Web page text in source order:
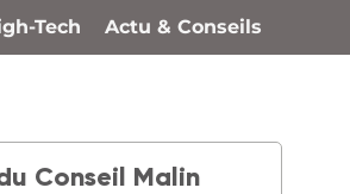
Tech Actu & Conseils
Conseil Malin